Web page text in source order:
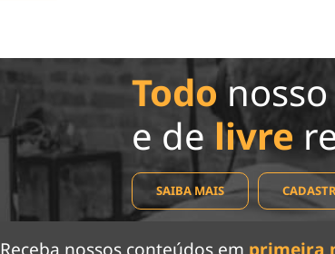
Todo
e de livre
SAIBA MAIS
Receba nossos conteúdos em primeira